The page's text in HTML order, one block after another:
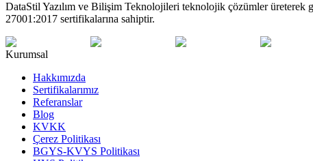
DataStil Yazılım ve Bilişim Teknolojileri teknolojik çözümler
27001:2017 sertifikalarına sahiptir.
Kurumsal
Hakkımızda
Sertifikalarımız
Referanslar
Blog
KVKK
Çerez Politikası
BGYS-KVYS Politikası